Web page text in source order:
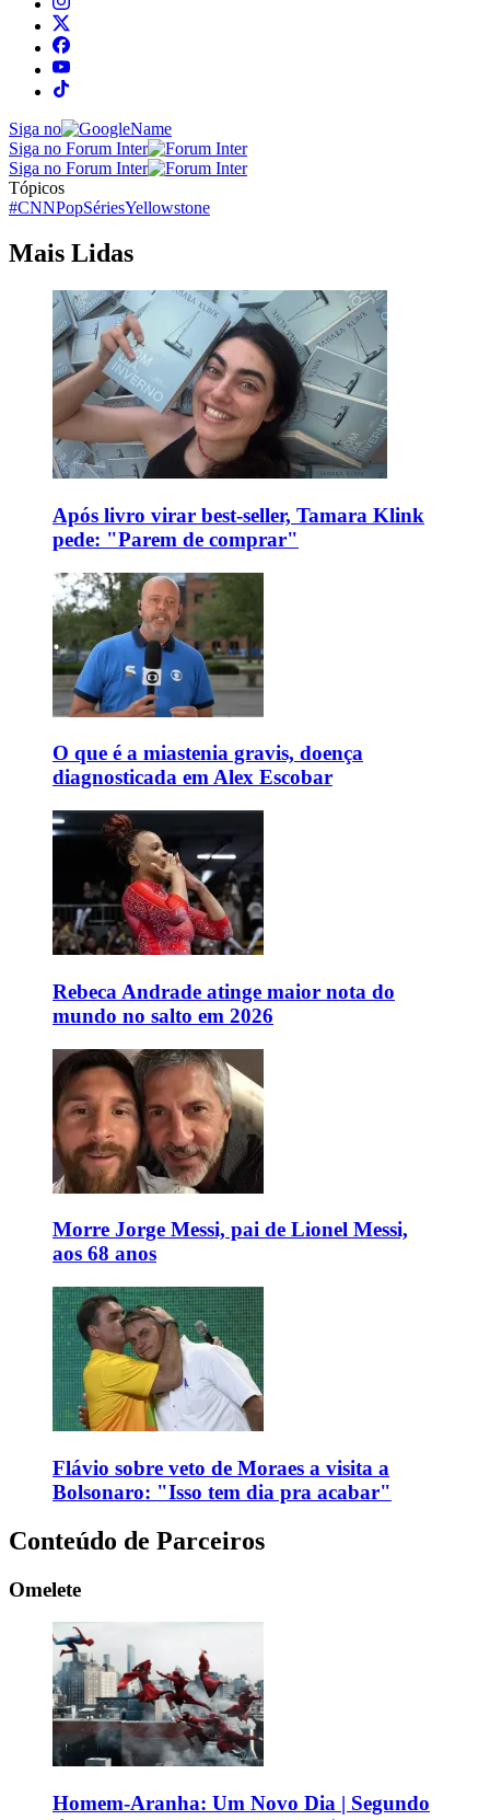
Siga no
Siga no Forum Inter
Siga no Forum Inter
Tópicos
#CNNPopSériesYellowstone
Mais Lidas
Após livro virar best-seller, Tamara Klink
pede: "Parem de comprar"
O que é a miastenia gravis, doença
diagnosticada em Alex Escobar
Rebeca Andrade atinge maior nota do
mundo no salto em 2026
Morre Jorge Messi, pai de Lionel Messi,
aos 68 anos
Flávio sobre veto de Moraes a visita a
Bolsonaro: "Isso tem dia pra acabar"
Conteúdo de Parceiros
Omelete
Homem-Aranha: Um Novo Dia | Segundo